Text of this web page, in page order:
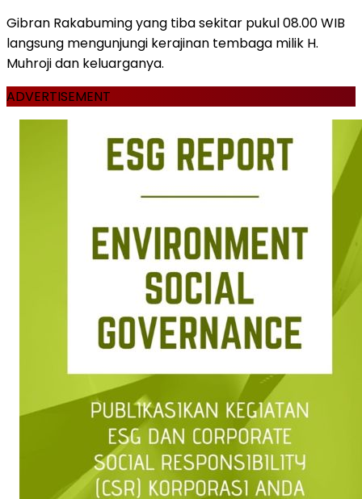
Gibran Rakabuming yang tiba sekitar pukul 08.00 WIB
langsung mengunjungi kerajinan tembaga milik H.
Muhroji dan keluarganya.
ADVERTISEMENT